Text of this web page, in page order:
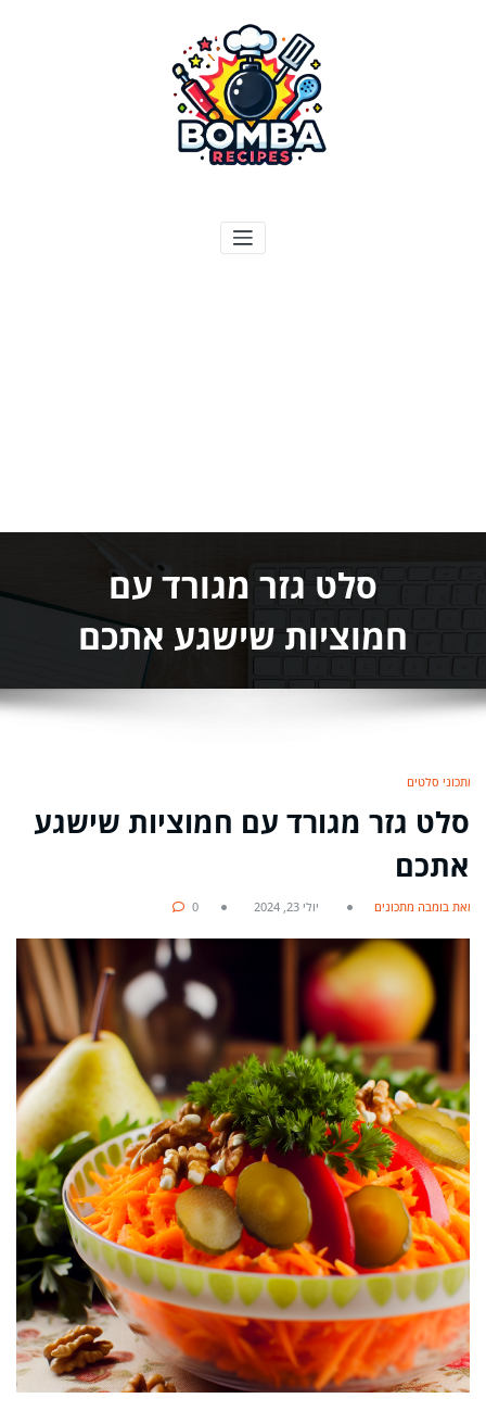
סלט גזר מגורד עם
חמוציות שישגע אתכם
מתכוני סלטים
סלט גזר מגורד עם חמוציות שישגע
אתכם
מאת בומבה מתכונים יולי 23, 2024 0